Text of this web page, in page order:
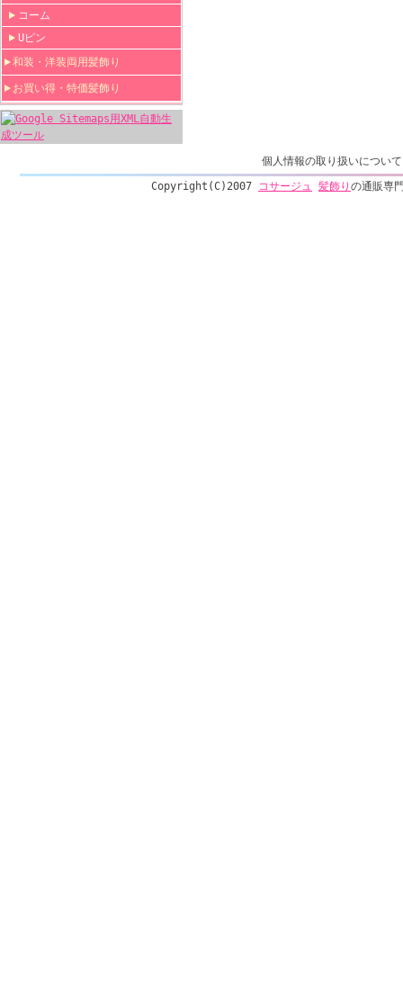
コーム
Uピン
和装・洋装両用髪飾り
お買い得・特価髪飾り
個人情報の取り扱いについて
Copyright(C)2007 コサージュ 髪飾り の通販